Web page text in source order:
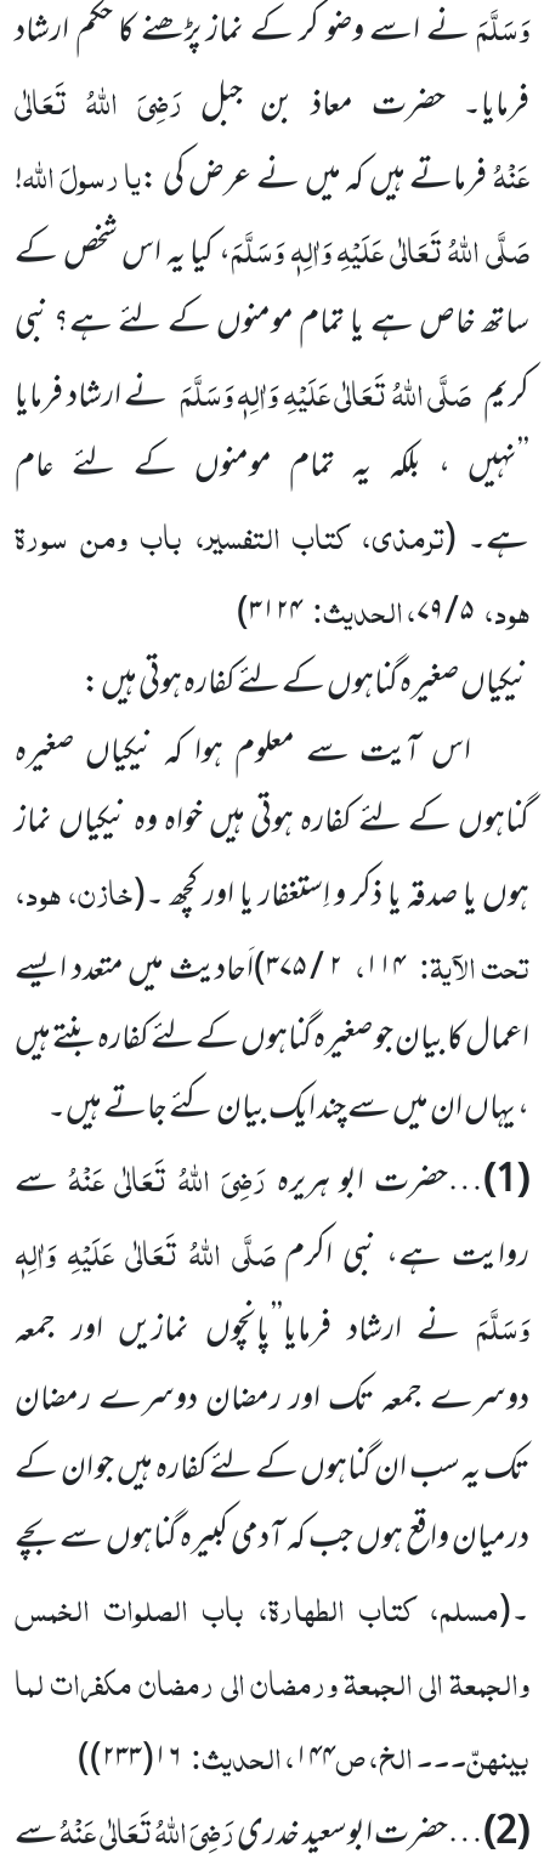
وَسَلَّمَنے اسے وضو کر کے نماز پڑھنے کا حکم ارشاد
فرمایا۔ حضرت معاذ بن جبل رَضِیَ اللہُ تَعَالٰی
عَنْہُفرماتے ہیں کہ میں نے عرض کی :یارسولَاللہ!
صَلَّی اللہُ تَعَالٰی عَلَیْہِ وَاٰلِہٖ وَسَلَّمَ، کیا یہ اس شخص کے
ساتھ خاص ہے یا تمام مومنوں کے لئے ہے؟ نبی
کریم صَلَّی اللہُ تَعَالٰی عَلَیْہِ وَاٰلِہٖ وَسَلَّمَ نے ارشاد فرمایا
’’نہیں ، بلکہ یہ تمام مومنوں کے لئے عام
ہے۔ (ترمذی، کتاب التفسیر، باب ومن سورۃ
ہود،۵ / ۷۹ ، الحدیث:۳۱۲۴)
نیکیاں صغیرہ گناہوں کے لئے کفارہ ہوتی ہیں :
اس آیت سے معلوم ہوا کہ نیکیاں صغیرہ
گناہوں کے لئے کفارہ ہوتی ہیں خواہ وہ نیکیاں نماز
ہوں یا صدقہ یا ذکر و اِستغفار یا اور کچھ ۔(خازن، ہود،
تحت الآیۃ: ۱۱۴، ۲ / ۳۷۵ )اَحادیث میں متعدد ایسے
اعمال کا بیان جو صغیرہ گناہوں کے لئے کفارہ بنتے ہیں
، یہاں ان میں سے چند ایک بیان کئے جاتے ہیں۔
(1) …حضرت ابو ہریرہرَضِیَ اللہُ تَعَالٰی عَنْہُسے
روایت ہے، نبی اکرمصَلَّی اللہُ تَعَالٰی عَلَیْہِ وَاٰلِہٖ
وَسَلَّمَ نے ارشاد فرمایا’’پانچوں نمازیں اور جمعہ
دوسرے جمعہ تک اور رمضان دوسرے رمضان
تک یہ سب ان گناہوں کے لئے کفارہ ہیں جو ان کے
درمیان واقع ہوں جب کہ آدمی کبیرہ گناہوں سے بچے
۔(مسلم، کتاب الطہارۃ، باب الصلوات الخمس
والجمعۃ الی الجمعۃ ورمضان الی رمضان مکفرات لما
بینہنّ۔۔۔ الخ، ص۱۴۴، الحدیث: ۱۶(۲۳۳)
)
(2) …حضرت ابوسعید خدریرَضِیَ اللہُ تَعَالٰی عَنْہُسے